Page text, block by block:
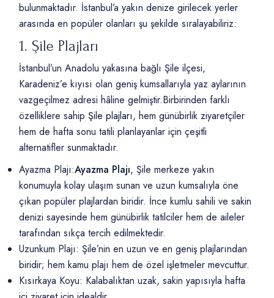
bulunmaktadır. İstanbul’a yakın denize girilecek yerler
arasında en popüler olanları şu şekilde sıralayabiliriz:
1. Şile Plajları
İstanbul’un Anadolu yakasına bağlı Şile ilçesi,
Karadeniz’e kıyısı olan geniş kumsallarıyla yaz aylarının
vazgeçilmez adresi hâline gelmiştir.Birbirinden farklı
özelliklere sahipŞile plajları, hem günübirlik ziyaretçiler
hem de hafta sonu tatili planlayanlar için çeşitli
alternatifler sunmaktadır.
Ayazma Plajı:Ayazma Plajı, Şile merkeze yakın
konumuyla kolay ulaşım sunan ve uzun kumsalıyla öne
çıkan popüler plajlardan biridir. İnce kumlu sahili ve sakin
denizi sayesinde hem günübirlik tatilciler hem de aileler
tarafından sıkça tercih edilmektedir.
Uzunkum Plajı: Şile’nin en uzun ve en geniş plajlarından
biridir; hem kamu plajı hem de özel işletmeler mevcuttur.
Kısırkaya Koyu: Kalabalıktan uzak, sakin yapısıyla hafta